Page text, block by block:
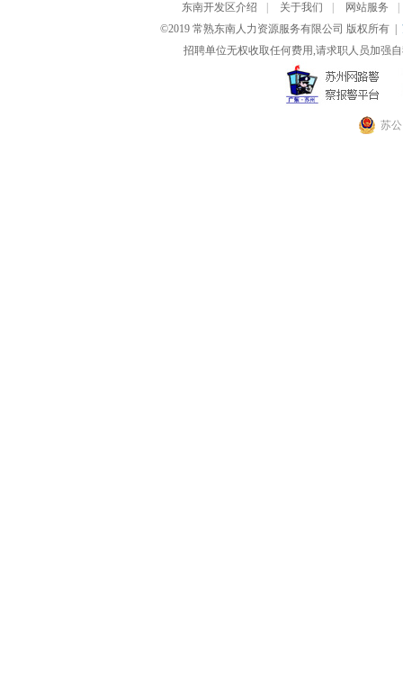
东南开发区介绍 关于我们 网站服务
©2019 常熟东南人力资源服务有限公司 版权所有 |
招聘单位无权收取任何费用,请求职人员加强
苏公